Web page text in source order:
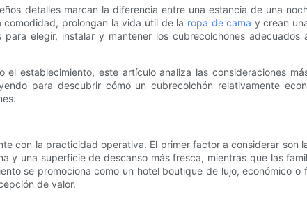
detalles marcan la diferencia entre una estancia de una
comodidad, prolongan la vida útil de la ropa de cama y crean
elegir, instalar y mantener los cubrecolchones adecuados
establecimiento, este artículo analiza las consideraciones
para descubrir cómo un cubrecolchón relativamente
con la practicidad operativa. El primer factor a considerar son
una superficie de descanso más fresca, mientras que las
se promociona como un hotel boutique de lujo, económico o
de valor.